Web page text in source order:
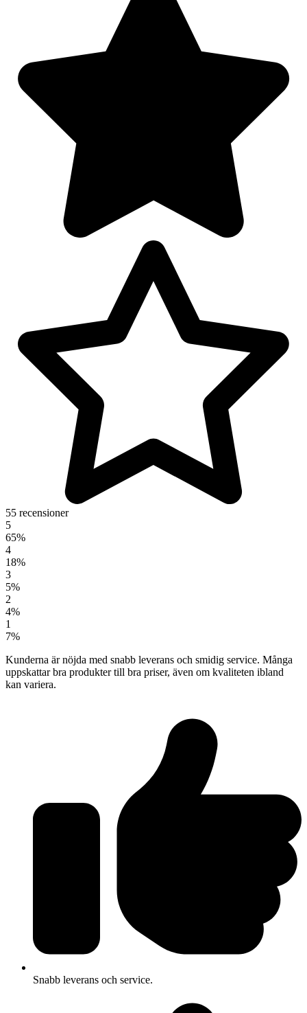
55 recensioner
5
65%
4
18%
3
5%
2
4%
1
7%
Kunderna är nöjda med snabb leverans och smidig service. Många
uppskattar bra produkter till bra priser, även om kvaliteten ibland
kan variera.
Snabb leverans och service.